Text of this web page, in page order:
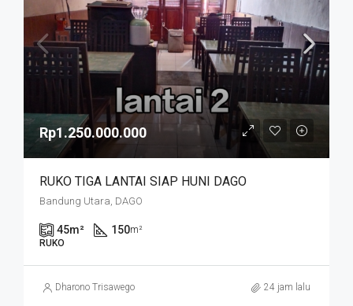
Rp1.250.000.000
RUKO TIGA LANTAI SIAP HUNI DAGO
Bandung Utara, DAGO
45m² 150m²
RUKO
Dharono Trisawego 24 jam lalu